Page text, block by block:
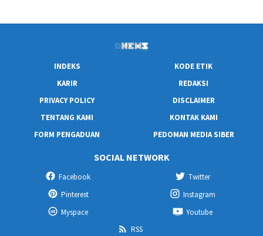
INDEKS
KODE ETIK
KARIR
REDAKSI
PRIVACY POLICY
DISCLAIMER
TENTANG KAMI
KONTAK KAMI
FORM PENGADUAN
PEDOMAN MEDIA SIBER
SOCIAL NETWORK
Facebook
Twitter
Pinterest
Instagram
Myspace
Youtube
RSS